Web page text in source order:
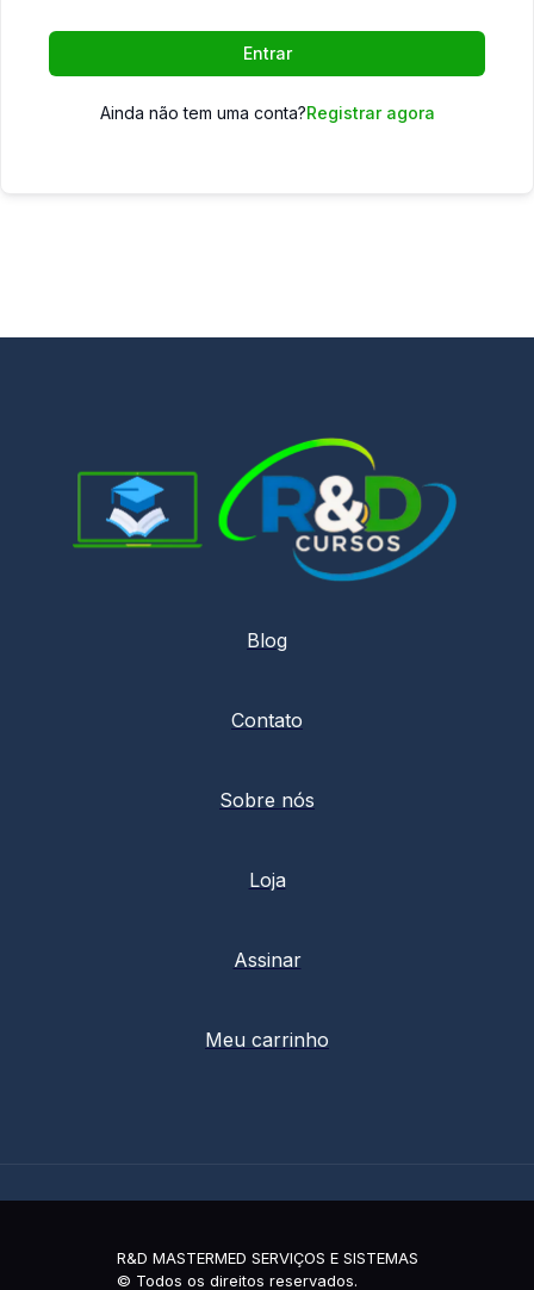
Entrar
Ainda não tem uma conta?Registrar agora
Blog
Contato
Sobre nós
Loja
Assinar
Meu carrinho
R&D MASTERMED SERVIÇOS E SISTEMAS
© Todos os direitos reservados.